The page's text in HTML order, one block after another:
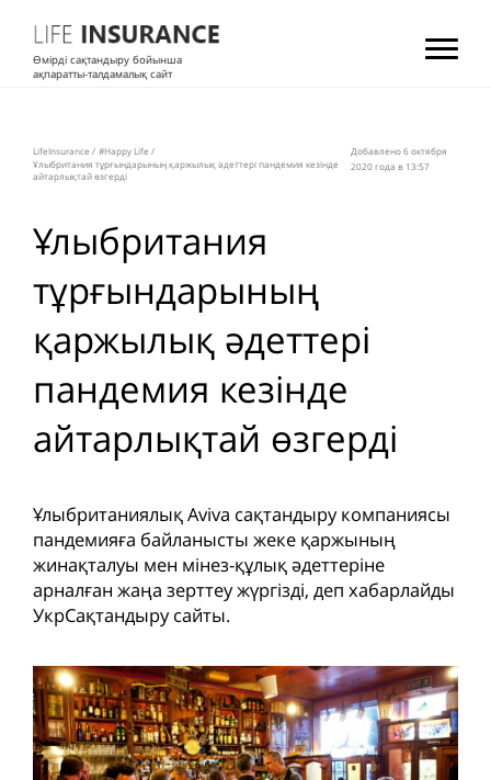
Өмірді сақтандыру бойынша
ақпаратты-талдамалық сайт
LifeInsurance / #Happy Life /
Ұлыбритания тұрғындарының қаржылық әдеттері пандемия кезінде
айтарлықтай өзгерді
Добавлено 6 октября
2020 года в 13:57
Ұлыбритания
тұрғындарының
қаржылық әдеттері
пандемия кезінде
айтарлықтай өзгерді
Ұлыбританиялық Aviva сақтандыру компаниясы
пандемияға байланысты жеке қаржының
жинақталуы мен мінез-құлық әдеттеріне
арналған жаңа зерттеу жүргізді, деп хабарлайды
УкрСақтандыру сайты.